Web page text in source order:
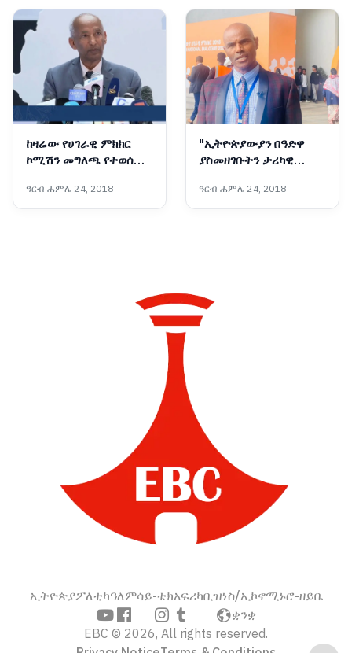
ከዛሬው የሀገራዊ ምክክር
ኮሚሽን መግለጫ የተወሰዱ
ዓርብ ሐምሌ 24, 2018
"ኢትዮጵያውያን በዓድዋ
ያስመዘገቡትን ታሪካዊ
ምክክሩ ሊደግሙት ይገባል"፦
ተመካካሪዎች
ዓርብ ሐምሌ 24, 2018
ኢትዮጵያፖለቲካዓለምሳይ-ቴክአፍሪካቢዝነስ/ኢኮኖሚኑሮ-ዘይቤ
ቋንቋ
EBC © 2026, All rights reserved.